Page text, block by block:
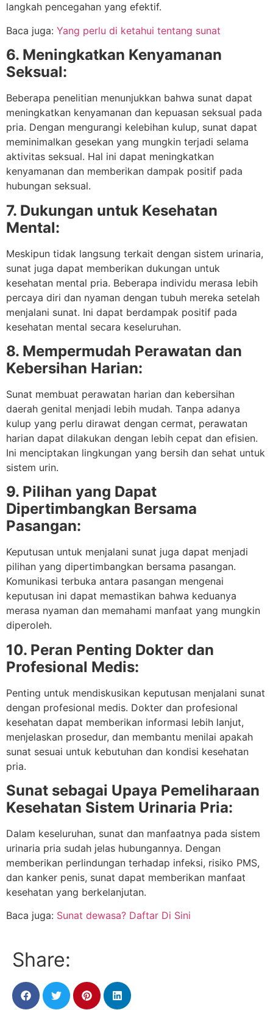
langkah pencegahan yang efektif.
Baca juga: Yang perlu di ketahui tentang sunat
6. Meningkatkan Kenyamanan
Seksual:
Beberapa penelitian menunjukkan bahwa sunat dapat
meningkatkan kenyamanan dan kepuasan seksual pada
pria. Dengan mengurangi kelebihan kulup, sunat dapat
meminimalkan gesekan yang mungkin terjadi selama
aktivitas seksual. Hal ini dapat meningkatkan
kenyamanan dan memberikan dampak positif pada
hubungan seksual.
7. Dukungan untuk Kesehatan
Mental:
Meskipun tidak langsung terkait dengan sistem urinaria,
sunat juga dapat memberikan dukungan untuk
kesehatan mental pria. Beberapa individu merasa lebih
percaya diri dan nyaman dengan tubuh mereka setelah
menjalani sunat. Ini dapat berdampak positif pada
kesehatan mental secara keseluruhan.
8. Mempermudah Perawatan dan
Kebersihan Harian:
Sunat membuat perawatan harian dan kebersihan
daerah genital menjadi lebih mudah. Tanpa adanya
kulup yang perlu dirawat dengan cermat, perawatan
harian dapat dilakukan dengan lebih cepat dan efisien.
Ini menciptakan lingkungan yang bersih dan sehat untuk
sistem urin.
9. Pilihan yang Dapat
Dipertimbangkan Bersama
Pasangan:
Keputusan untuk menjalani sunat juga dapat menjadi
pilihan yang dipertimbangkan bersama pasangan.
Komunikasi terbuka antara pasangan mengenai
keputusan ini dapat memastikan bahwa keduanya
merasa nyaman dan memahami manfaat yang mungkin
diperoleh.
10. Peran Penting Dokter dan
Profesional Medis:
Penting untuk mendiskusikan keputusan menjalani sunat
dengan profesional medis. Dokter dan profesional
kesehatan dapat memberikan informasi lebih lanjut,
menjelaskan prosedur, dan membantu menilai apakah
sunat sesuai untuk kebutuhan dan kondisi kesehatan
pria.
Sunat sebagai Upaya Pemeliharaan
Kesehatan Sistem Urinaria Pria:
Dalam keseluruhan, sunat dan manfaatnya pada sistem
urinaria pria sudah jelas hubungannya. Dengan
memberikan perlindungan terhadap infeksi, risiko PMS,
dan kanker penis, sunat dapat memberikan manfaat
kesehatan yang berkelanjutan.
Baca juga: Sunat dewasa? Daftar Di Sini
Share: